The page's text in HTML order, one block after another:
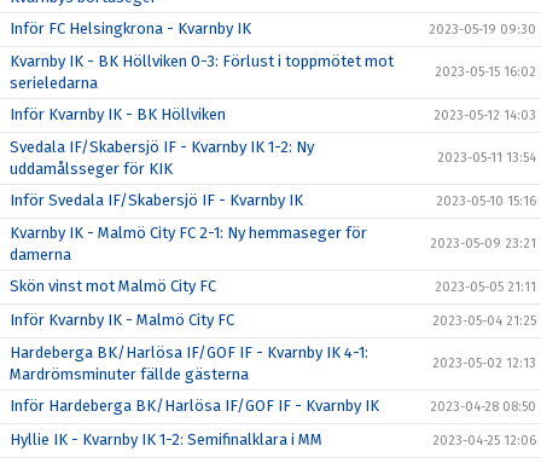
Inför FC Helsingkrona - Kvarnby IK 2023-05-19 09:30
Kvarnby IK - BK Höllviken 0-3: Förlust i toppmötet mot
serieledarna
2023-05-15 16:02
Inför Kvarnby IK - BK Höllviken 2023-05-12 14:03
Svedala IF/Skabersjö IF - Kvarnby IK 1-2: Ny
uddamålsseger för KIK
2023-05-11 13:54
Inför Svedala IF/Skabersjö IF - Kvarnby IK 2023-05-10 15:16
Kvarnby IK - Malmö City FC 2-1: Ny hemmaseger för
damerna
2023-05-09 23:21
Skön vinst mot Malmö City FC 2023-05-05 21:11
Inför Kvarnby IK - Malmö City FC 2023-05-04 21:25
Hardeberga BK/Harlösa IF/GOF IF - Kvarnby IK 4-1:
Mardrömsminuter fällde gästerna
2023-05-02 12:13
Inför Hardeberga BK/Harlösa IF/GOF IF - Kvarnby IK 2023-04-28 08:50
Hyllie IK - Kvarnby IK 1-2: Semifinalklara i MM 2023-04-25 12:06